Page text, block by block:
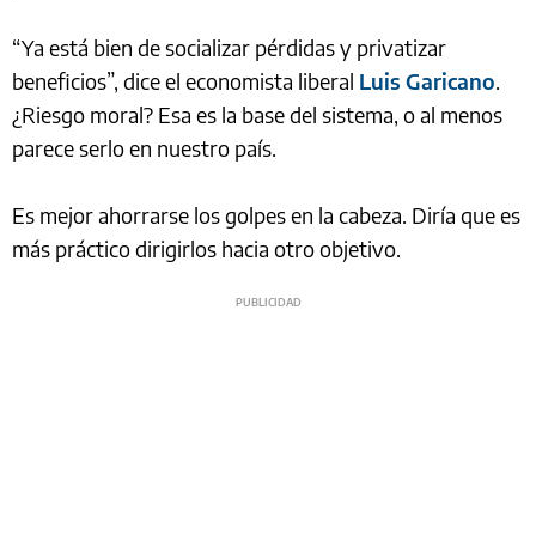
“Ya está bien de socializar pérdidas y privatizar
beneficios”, dice el economista liberal Luis Garicano.
¿Riesgo moral? Esa es la base del sistema, o al menos
parece serlo en nuestro país.
Es mejor ahorrarse los golpes en la cabeza. Diría que es
más práctico dirigirlos hacia otro objetivo.